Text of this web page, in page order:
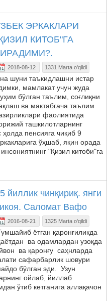
ЭРКАКЛАРИ
КИТОБ"ГА
2018-08-12 1331 Marta o'qildi
шуни таъкидлашни истар
мамлакат учун жуда
бўлган таълим, соғлиқни
ва мактабгача таълим
фаолиятида
ташкилотларнинг
пенсияга чиқиб 9
ўҳшаб, яқин орада
"Қизил китоби"га
йиллик чинқириқ. янги
Саломат Вафо
2016-08-21 1325 Marta o'qildi
ётган қаронғиликда
ва одамлардан узоқда
ва қаронғу саҳнларда
сафарбарлик шовури
бўлган эди. Узун
ойлаб, йиллаб
ўтиб кетганига аллақачон